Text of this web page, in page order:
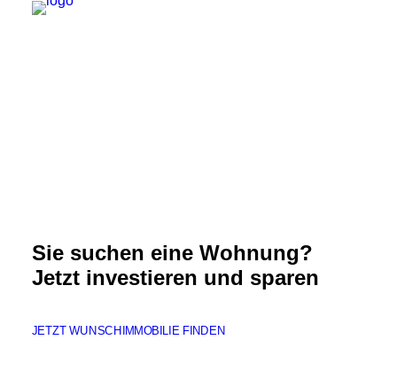
Sie suchen eine Wohnung?
Jetzt investieren und sparen
JETZT WUNSCHIMMOBILIE FINDEN